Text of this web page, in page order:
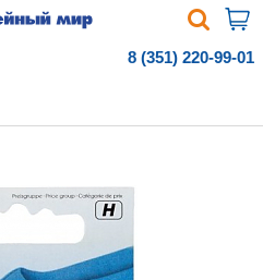
8 (351) 220-99-01